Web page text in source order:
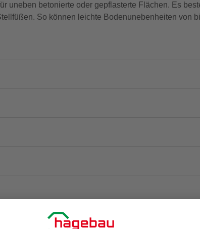
uneben betonierte oder gepflasterte Flächen. Es
So können leichte Bodenunebenheiten von